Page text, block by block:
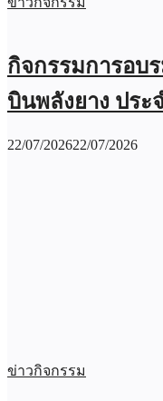
กิจกรรมการอบ
บินพลังยาง ประ
22/07/202622/07/2026
ข่าวกิจกรรม